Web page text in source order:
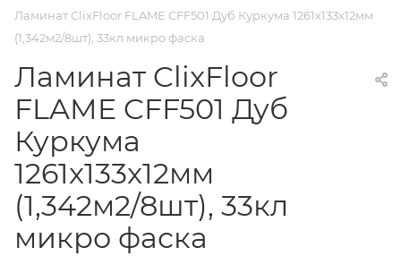
Ламинат ClixFloor FLAME CFF501 Дуб Куркума 1261x133x12мм
(1,342м2/8шт), 33кл микро фаска
Ламинат ClixFloor
FLAME CFF501 Дуб
Куркума
1261x133x12мм
(1,342м2/8шт), 33кл
микро фаска